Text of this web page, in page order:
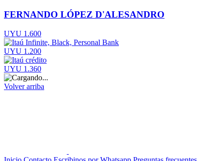
FERNANDO LÓPEZ D'ALESANDRO
UYU 1.600
UYU 1.200
UYU 1.360
Volver arriba